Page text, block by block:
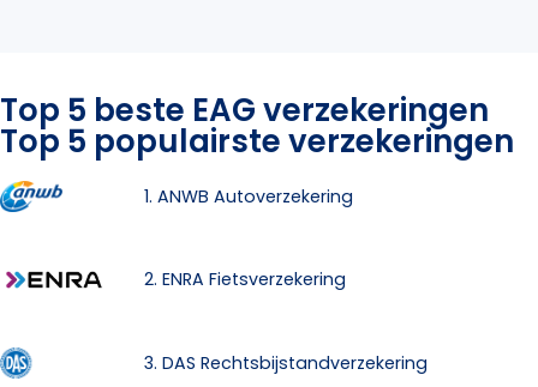
Top 5 beste EAG verzekeringen
Top 5 populairste verzekeringen
1. ANWB Autoverzekering
2. ENRA Fietsverzekering
3. DAS Rechtsbijstandverzekering